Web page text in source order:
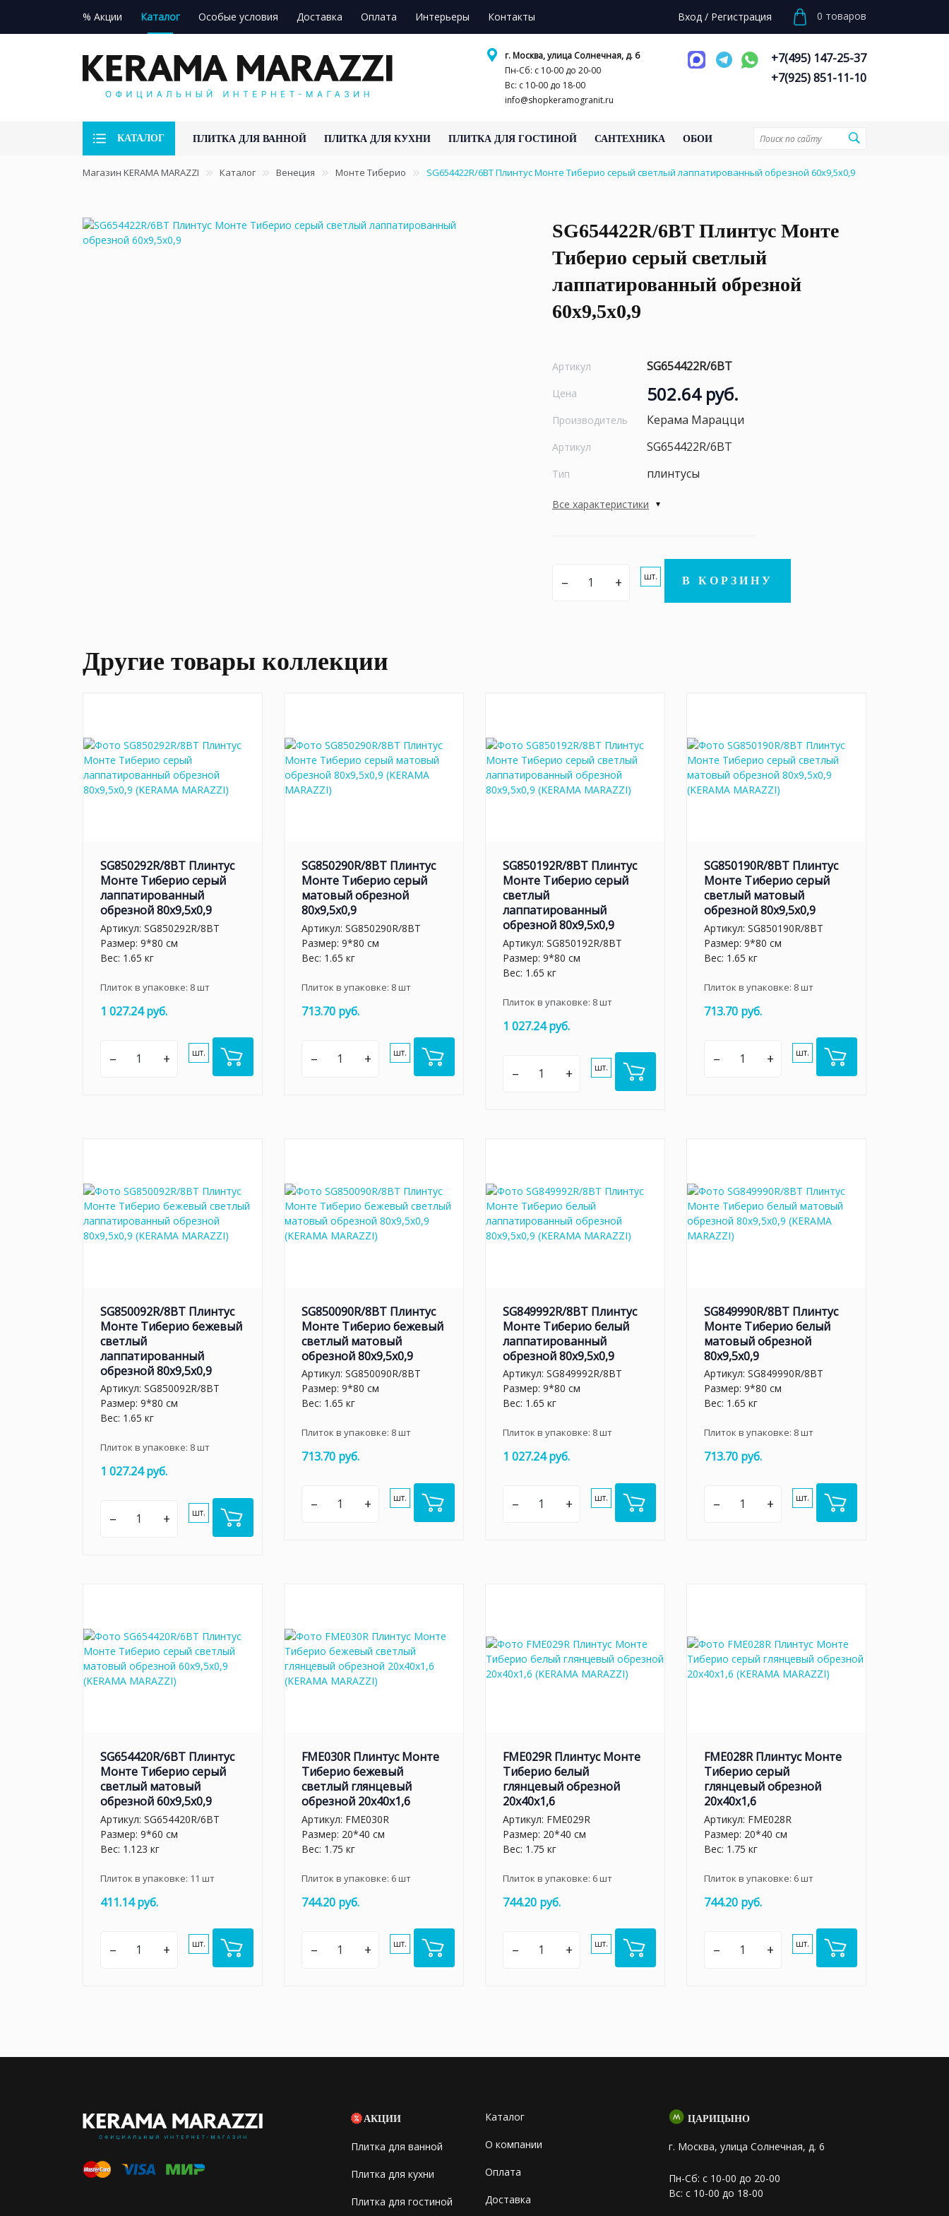
% Акции Каталог Особые условия Доставка Оплата Интерьеры Контакты Вход / Регистрация 0 товаров
г. Москва, улица Солнечная, д. 6
Пн-Сб: с 10-00 до 20-00
Вс: с 10-00 до 18-00
info@shopkeramogranit.ru
+7(495) 147-25-37
+7(925) 851-11-10
КАТАЛОГ ПЛИТКА ДЛЯ ВАННОЙ ПЛИТКА ДЛЯ КУХНИ ПЛИТКА ДЛЯ ГОСТИНОЙ САНТЕХНИКА ОБОИ
Магазин KERAMA MARAZZI Каталог Венеция Монте Тиберио SG654422R/6BT Плинтус Монте Тиберио серый светлый лаппатированный обрезной 60x9,5x0,9
SG654422R/6BT Плинтус Монте
Тиберио серый светлый
лаппатированный обрезной
60x9,5x0,9
Артикул SG654422R/6BT
Цена 502.64 руб.
Производитель Керама Марацци
Артикул SG654422R/6BT
Тип плинтусы
Все характеристики
– + шт. В КОРЗИНУ
Другие товары коллекции
SG850292R/8BT Плинтус
Монте Тиберио серый
лаппатированный
обрезной 80x9,5x0,9
Артикул: SG850292R/8BT
Размер: 9*80 см
Вес: 1.65 кг
Плиток в упаковке: 8шт
1 027.24 руб.
– + шт.
SG850290R/8BT Плинтус
Монте Тиберио серый
матовый обрезной
80x9,5x0,9
Артикул: SG850290R/8BT
Размер: 9*80 см
Вес: 1.65 кг
Плиток в упаковке: 8шт
713.70 руб.
– + шт.
SG850192R/8BT Плинтус
Монте Тиберио серый
светлый
лаппатированный
обрезной 80x9,5x0,9
Артикул: SG850192R/8BT
Размер: 9*80 см
Вес: 1.65 кг
Плиток в упаковке: 8шт
1 027.24 руб.
– + шт.
SG850190R/8BT Плинтус
Монте Тиберио серый
светлый матовый
обрезной 80x9,5x0,9
Артикул: SG850190R/8BT
Размер: 9*80 см
Вес: 1.65 кг
Плиток в упаковке: 8шт
713.70 руб.
– + шт.
SG850092R/8BT Плинтус
Монте Тиберио бежевый
светлый
лаппатированный
обрезной 80x9,5x0,9
Артикул: SG850092R/8BT
Размер: 9*80 см
Вес: 1.65 кг
Плиток в упаковке: 8шт
1 027.24 руб.
– + шт.
SG850090R/8BT Плинтус
Монте Тиберио бежевый
светлый матовый
обрезной 80x9,5x0,9
Артикул: SG850090R/8BT
Размер: 9*80 см
Вес: 1.65 кг
Плиток в упаковке: 8шт
713.70 руб.
– + шт.
SG849992R/8BT Плинтус
Монте Тиберио белый
лаппатированный
обрезной 80x9,5x0,9
Артикул: SG849992R/8BT
Размер: 9*80 см
Вес: 1.65 кг
Плиток в упаковке: 8шт
1 027.24 руб.
– + шт.
SG849990R/8BT Плинтус
Монте Тиберио белый
матовый обрезной
80x9,5x0,9
Артикул: SG849990R/8BT
Размер: 9*80 см
Вес: 1.65 кг
Плиток в упаковке: 8шт
713.70 руб.
– + шт.
SG654420R/6BT Плинтус
Монте Тиберио серый
светлый матовый
обрезной 60x9,5x0,9
Артикул: SG654420R/6BT
Размер: 9*60 см
Вес: 1.123 кг
Плиток в упаковке: 11 шт
411.14 руб.
– + шт.
FME030R Плинтус Монте
Тиберио бежевый
светлый глянцевый
обрезной 20x40x1,6
Артикул: FME030R
Размер: 20*40 см
Вес: 1.75 кг
Плиток в упаковке: 6шт
744.20 руб.
– + шт.
FME029R Плинтус Монте
Тиберио белый
глянцевый обрезной
20x40x1,6
Артикул: FME029R
Размер: 20*40 см
Вес: 1.75 кг
Плиток в упаковке: 6шт
744.20 руб.
– + шт.
FME028R Плинтус Монте
Тиберио серый
глянцевый обрезной
20x40x1,6
Артикул: FME028R
Размер: 20*40 см
Вес: 1.75 кг
Плиток в упаковке: 6шт
744.20 руб.
– + шт.
АКЦИИ
Плитка для ванной
Плитка для кухни
Плитка для гостиной
Каталог
О компании
Оплата
Доставка
ЦАРИЦЫНО
г. Москва, улица Солнечная, д. 6
Пн-Сб: с 10-00 до 20-00
Вс: с 10-00 до 18-00